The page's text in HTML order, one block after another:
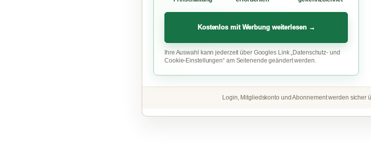
Kostenlos mit Werbung weiterlesen →
Ihre Auswahl kann jederzeit über Googles Link „Datenschutz- und
Cookie-Einstellungen“ am Seitenende geändert werden.
Login, Mitgliedskonto und Abonnement werden sicher